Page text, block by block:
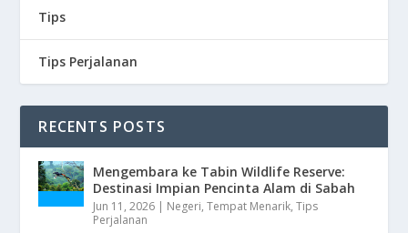
Tips
Tips Perjalanan
RECENTS POSTS
Mengembara ke Tabin Wildlife Reserve:
Destinasi Impian Pencinta Alam di Sabah
Jun 11, 2026 | Negeri,Tempat Menarik,Tips
Perjalanan